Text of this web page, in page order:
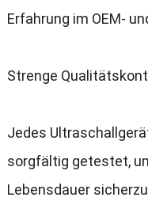
Erfahrung im OEM-
Strenge
Jedes
sorgfältig getestet,
Lebensdauer